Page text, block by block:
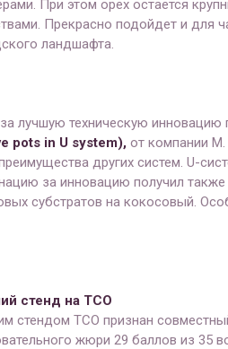
При этом орех остается
Прекрасно подойдет и для
ландшафта.
лучшую техническую инновацию
pots in U system), от компании
других систем. U-
за инновацию получил также
субстратов на кокосовый.
стенд на ТСО
стендом ТСО признан
жюри 29 баллов из 35